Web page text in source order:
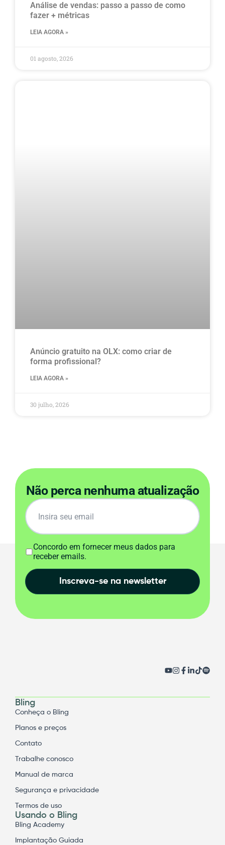
Análise de vendas: passo a passo de como
fazer + métricas
LEIA AGORA »
01 agosto, 2026
Anúncio gratuito na OLX​: como criar de
forma profissional?
LEIA AGORA »
30 julho, 2026
Não perca nenhuma atualização
Concordo em fornecer meus dados para
receber emails.
Inscreva-se na newsletter
Bling
Conheça o Bling
Planos e preços
Contato
Trabalhe conosco
Manual de marca
Segurança e privacidade
Termos de uso
Usando o Bling
Bling Academy
Implantação Guiada